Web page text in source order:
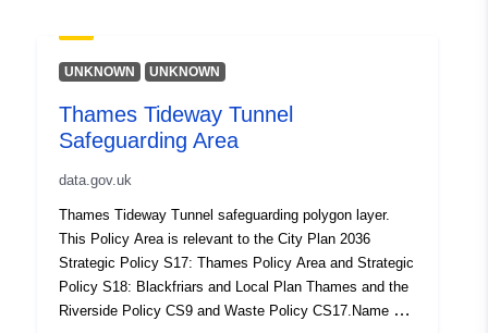
UNKNOWN UNKNOWN
Thames Tideway Tunnel
Safeguarding Area
data.gov.uk
Thames Tideway Tunnel safeguarding polygon layer.
This Policy Area is relevant to the City Plan 2036
Strategic Policy S17: Thames Policy Area and Strategic
Policy S18: Blackfriars and Local Plan Thames and the
Riverside Policy CS9 and Waste Policy CS17.Name –